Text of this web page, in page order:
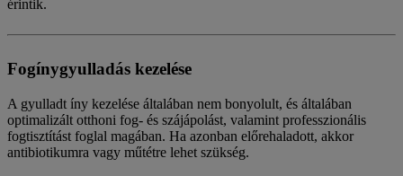
érintik.
Fogínygyulladás kezelése
A gyulladt íny kezelése általában nem bonyolult, és általában
optimalizált otthoni fog- és szájápolást, valamint professzionális
fogtisztítást foglal magában. Ha azonban előrehaladott, akkor
antibiotikumra vagy műtétre lehet szükség.